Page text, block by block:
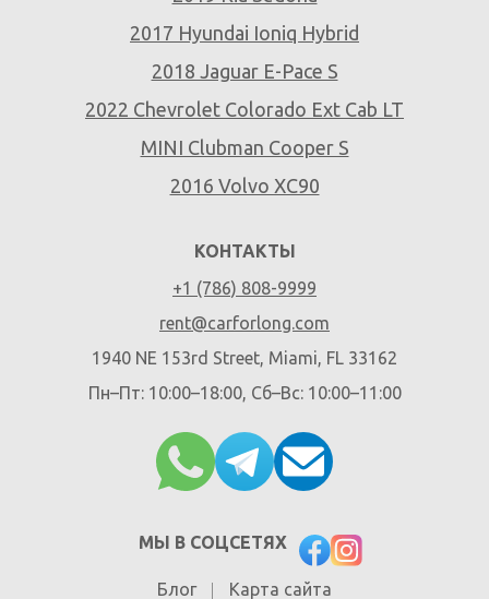
2017 Hyundai Ioniq Hybrid
2018 Jaguar E-Pace S
2022 Chevrolet Colorado Ext Cab LT
MINI Clubman Cooper S
2016 Volvo XC90
КОНТАКТЫ
+1 (786) 808-9999
rent@carforlong.com
1940 NE 153rd Street, Miami, FL 33162
Пн–Пт: 10:00–18:00, Сб–Вс: 10:00–11:00
МЫ В СОЦСЕТЯХ
Блог Карта сайта